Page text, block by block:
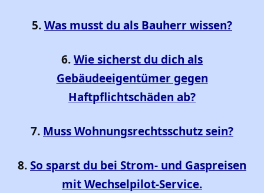
5.Was musst du als Bauherr wissen?
6.Wie sicherst du dich als
Gebäudeeigentümer gegen
Haftpflichtschäden ab?
7. Muss Wohnungsrechtsschutz sein?
8.So sparst du bei Strom- und Gaspreisen
mit Wechselpilot-Service.